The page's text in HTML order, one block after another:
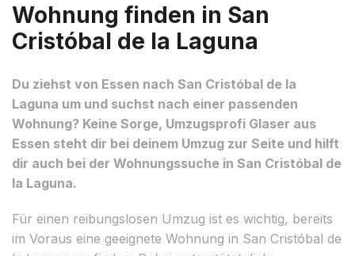
Wohnung finden in San
Cristóbal de la Laguna
Du ziehst von Essen nach San Cristóbal de la
Laguna um und suchst nach einer passenden
Wohnung? Keine Sorge, Umzugsprofi Glaser aus
Essen steht dir bei deinem Umzug zur Seite und hilft
dir auch bei der Wohnungssuche in San Cristóbal de
la Laguna.
Für einen reibungslosen Umzug ist es wichtig, bereits
im Voraus eine geeignete Wohnung in San Cristóbal de